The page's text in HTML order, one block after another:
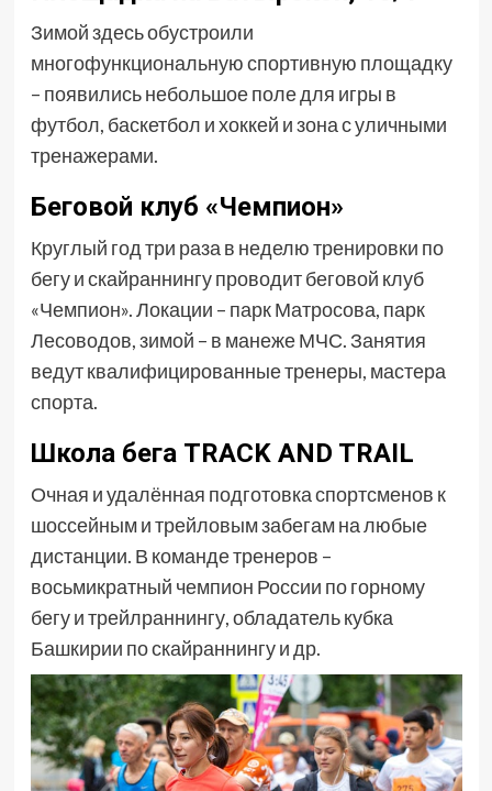
Зимой здесь обустроили
многофункциональную спортивную площадку
– появились небольшое поле для игры в
футбол, баскетбол и хоккей и зона с уличными
тренажерами.
Беговой клуб «Чемпион»
Круглый год три раза в неделю тренировки по
бегу и скайраннингу проводит беговой клуб
«Чемпион». Локации – парк Матросова, парк
Лесоводов, зимой – в манеже МЧС. Занятия
ведут квалифицированные тренеры, мастера
спорта.
Школа бега TRACK AND TRAIL
Очная и удалённая подготовка спортсменов к
шоссейным и трейловым забегам на любые
дистанции. В команде тренеров –
восьмикратный чемпион России по горному
бегу и трейлраннингу, обладатель кубка
Башкирии по скайраннингу и др.